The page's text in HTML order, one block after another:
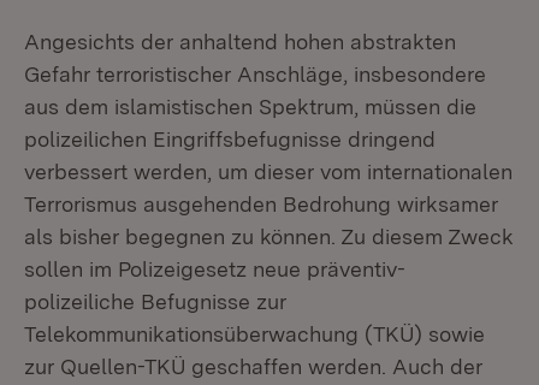
Angesichts der anhaltend hohen abstrakten
Gefahr terroristischer Anschläge, insbesondere
aus dem islamistischen Spektrum, müssen die
polizeilichen Eingriffsbefugnisse dringend
verbessert werden, um dieser vom internationalen
Terrorismus ausgehenden Bedrohung wirksamer
als bisher begegnen zu können. Zu diesem Zweck
sollen im Polizeigesetz neue präventiv-
polizeiliche Befugnisse zur
Telekommunikationsüberwachung (TKÜ) sowie
zur Quellen-TKÜ geschaffen werden. Auch der